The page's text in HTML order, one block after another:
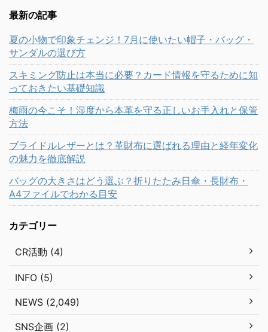
最新の記事
夏の小物で印象チェンジ！7月に使いたい帽子・バッグ・
サンダルの選び方
スキミング防止は本当に必要？カード情報を守るために知
っておきたい基礎知識
梅雨の今こそ！湿度から本革を守る正しいお手入れと保管
方法
ブライドルレザーとは？革財布に選ばれる理由と経年変化
の魅力を徹底解説
バッグの大きさはどう選ぶ？折りたたみ日傘・長財布・
A4ファイルでわかる目安
カテゴリー
CR活動 (4)
INFO (5)
NEWS (2,049)
SNS企画 (2)